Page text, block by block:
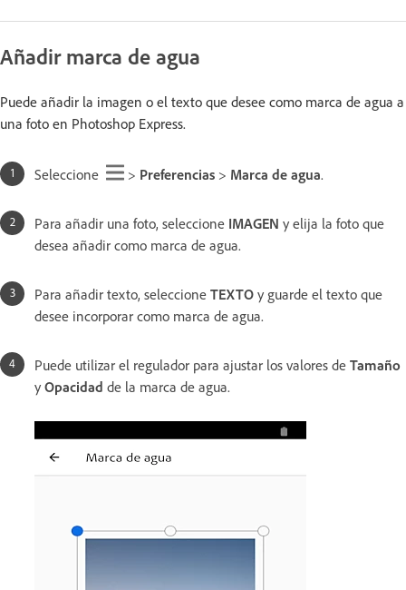
Añadir marca de agua
Puede añadir la imagen o el texto que desee como marca de agua a
una foto en Photoshop Express.
Seleccione > Preferencias > Marca de agua.
Para añadir una foto, seleccione IMAGEN y elija la foto que
desea añadir como marca de agua.
Para añadir texto, seleccione TEXTO y guarde el texto que
desee incorporar como marca de agua.
Puede utilizar el regulador para ajustar los valores de Tamaño
y Opacidad de la marca de agua.